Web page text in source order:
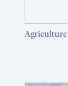
Agriculture